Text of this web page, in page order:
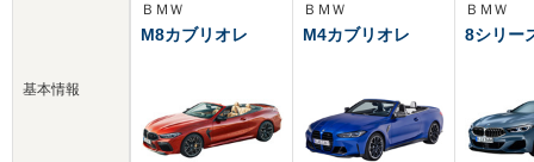
基本情報
ＢＭＷ
M8カブリオレ
ＢＭＷ
M4カブリオレ
ＢＭＷ
8シリー